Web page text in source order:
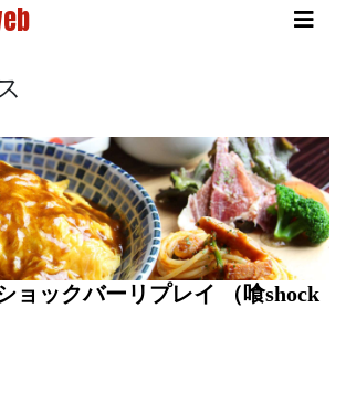
ョックバーリプレイ （喰shock